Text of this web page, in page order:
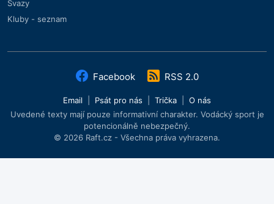
Svazy
Kluby - seznam
Facebook RSS 2.0
Email Psát pro nás Trička
O nás
Uvedené texty mají pouze informativní charakter. Vodácký sport je
potencionálně nebezpečný.
© 2026 Raft.cz - Všechna práva vyhrazena.